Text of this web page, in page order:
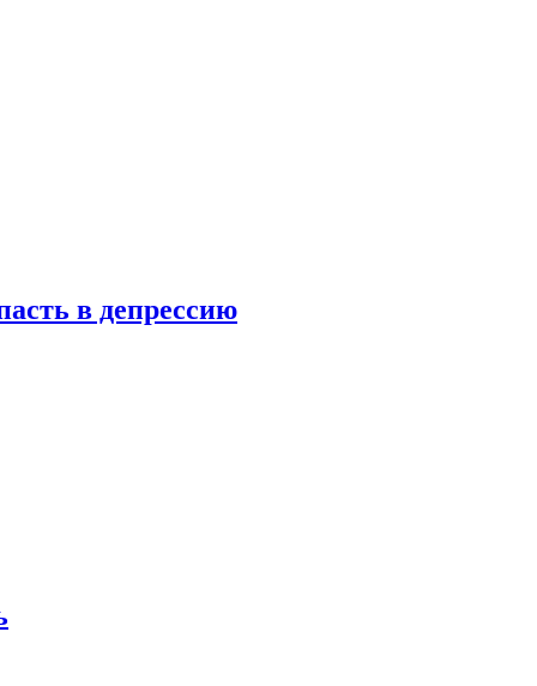
в депрессию